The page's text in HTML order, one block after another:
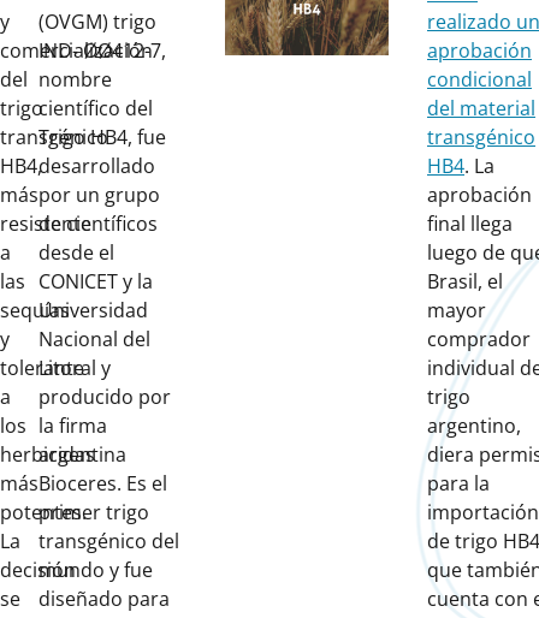
y
comercialización
del
trigo
transgénico
HB4,
más
resistente
a
las
sequías
y
tolerante
a
los
herbicidas
más
potentes.
La
decisión
se
(OVGM) trigo
IND- ØØ412-7,
nombre
científico del
Trigo HB4, fue
desarrollado
por un grupo
de científicos
desde el
CONICET y la
Universidad
Nacional del
Litoral y
producido por
la firma
argentina
Bioceres. Es el
primer trigo
transgénico del
mundo y fue
diseñado para
realizado
aprobación
condicional
del material
transgénico
HB4. La
aprobación
final llega
luego de
Brasil, el
mayor
comprador
individual
trigo
argentino,
diera
para la
importación
de trigo
que
cuenta con